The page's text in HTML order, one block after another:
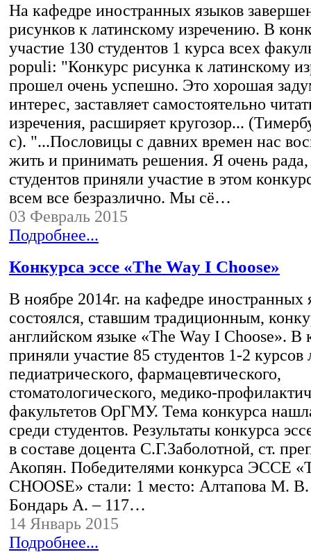
На кафедре иностранных языков
рисунков к латинскому изречению. В
участие 130 студентов 1 курса всех
populi: "Конкурс рисунка к латинскому
прошел очень успешно. Это хорошая
интерес, заставляет самостоятельно
изречения, расширяет кругозор...
с). "...Пословицы с давних времен нас
жить и принимать решения. Я очень рада,
студентов приняли участие в этом
всем все безразлично. Мы сё…
03 Февраль 2015
Подробнее...
Конкурса эссе «The Way I Choose»
В ноябре 2014г. на кафедре иностранных
состоялся, ставшим традиционным,
английском языке «The Way I Choose». В
приняли участие 85 студентов 1-2 курсов
педиатрического, фармацевтического,
стоматологического, медико-
факультетов ОрГМУ. Тема конкурса
среди студентов. Результаты конкурса
в составе доцента С.Г.Заболотной, ст.
Акопян. Победителями конкурса ЭССЕ
CHOOSE» стали: 1 место: Алтапова М.
Бондарь А. – 117…
14 Январь 2015
Подробнее...